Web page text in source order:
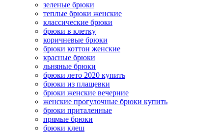
зеленые брюки
теплые брюки женские
классические брюки
брюки в клетку
коричневые брюки
брюки коттон женские
красные брюки
льняные брюки
брюки лето 2020 купить
брюки из плащевки
брюки женские вечерние
женские прогулочные брюки купить
брюки приталенные
прямые брюки
брюки клеш